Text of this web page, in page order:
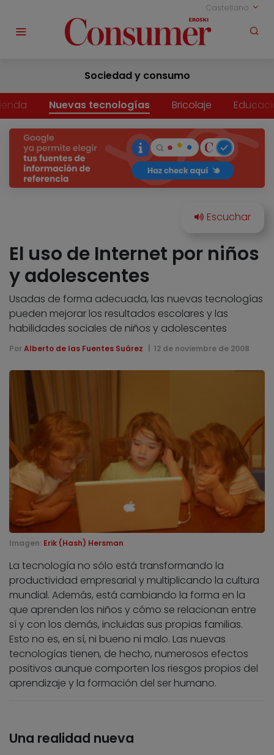
Castellano
Sociedad y consumo
Nuevas tecnologías Bricolaje
El uso de Internet por niños
y adolescentes
Usadas de forma adecuada, las nuevas tecnologías
pueden mejorar los resultados escolares y las
habilidades sociales de niños y adolescentes
Por Alberto de las Fuentes Suárez 12 de noviembre de 2008
Imagen: Erik (Hash) Hersman
La tecnología no sólo está transformando la
productividad empresarial y multiplicando la cultura
mundial. Además, está cambiando la forma en la
que aprenden los niños y cómo se relacionan entre
sí y con los demás, incluidas sus propias familias.
Esto no es, en sí, ni bueno ni malo. Las nuevas
tecnologías tienen, de hecho, numerosos efectos
positivos aunque comporten los riesgos propios del
aprendizaje y la formación del ser humano.
Una realidad nueva